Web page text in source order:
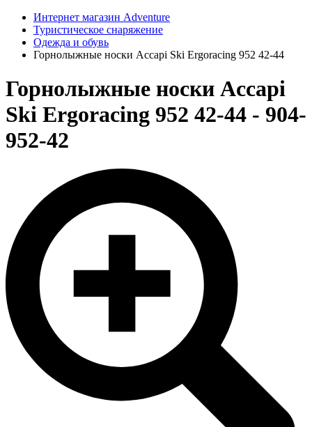
Интернет магазин Adventure
Туристическое снаряжение
Одежда и обувь
Горнолыжные носки Accapi Ski Ergoracing 952 42-44
Горнолыжные носки Accapi
Ski Ergoracing 952 42-44 - 904-
952-42